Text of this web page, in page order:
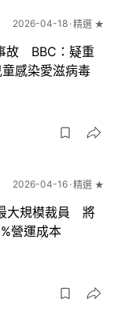
2026-04-18 精選 ★
故 BBC：疑重
感染愛滋病毒
2026-04-16 精選 ★
大規模裁員 將
營運成本